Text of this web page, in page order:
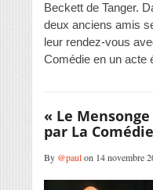
Beckett de Tanger.
deux anciens amis
leur rendez-vous
Comédie en un acte
« Le
par La
By @paulon 14 novembre